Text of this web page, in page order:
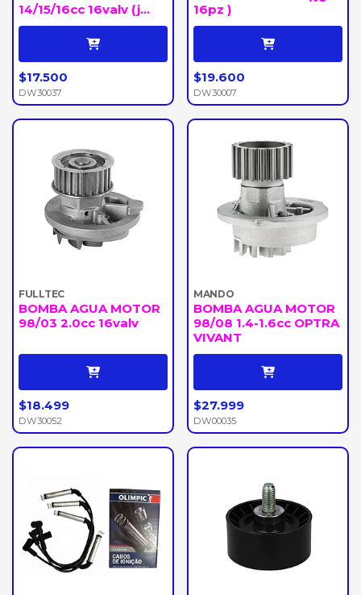
14/15/16cc 16valv (j...
$17.500
DW30037
16pz )
$19.600
DW30007
FULLTEC
BOMBA AGUA MOTOR
98/03 2.0cc 16valv
$18.499
DW30052
MANDO
BOMBA AGUA MOTOR
98/08 1.4-1.6cc OPTRA
VIVANT
$27.999
DW00035